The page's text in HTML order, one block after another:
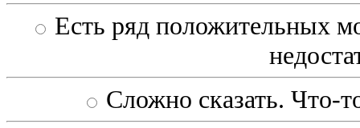
Есть ряд положительных
Сложно сказать. Что-